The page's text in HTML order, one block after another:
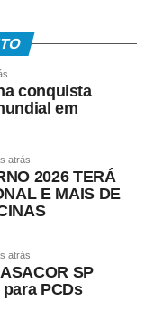
conquista
em
atrás
2026 TERÁ
E MAIS DE
atrás
SP
PCDs